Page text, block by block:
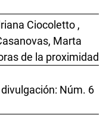
Ciocoletto ,
Marta
de la proximidad
Núm. 6